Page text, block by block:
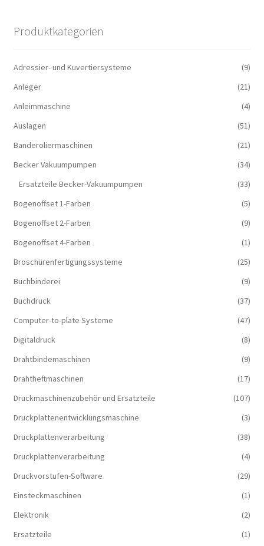
Produktkategorien
Adressier- und Kuvertiersysteme
(9)
Anleger
(21)
Anleimmaschine
(4)
Auslagen
(51)
Banderoliermaschinen
(21)
Becker Vakuumpumpen
(34)
Ersatzteile Becker-Vakuumpumpen
(33)
Bogenoffset 1-Farben
(5)
Bogenoffset 2-Farben
(9)
Bogenoffset 4-Farben
(1)
Broschürenfertigungssysteme
(25)
Buchbinderei
(9)
Buchdruck
(37)
Computer-to-plate Systeme
(47)
Digitaldruck
(8)
Drahtbindemaschinen
(9)
Drahtheftmaschinen
(17)
Druckmaschinenzubehör und Ersatzteile
(107)
Druckplattenentwicklungsmaschine
(3)
Druckplattenverarbeitung
(38)
Druckplattenverarbeitung
(4)
Druckvorstufen-Software
(29)
Einsteckmaschinen
(1)
Elektronik
(2)
Ersatzteile
(1)